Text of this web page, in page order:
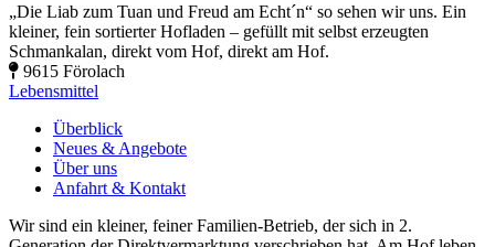
„Die Liab zum Tuan und Freud am Echt´n“ so sehen wir uns. Ein
kleiner, fein sortierter Hofladen – gefüllt mit selbst erzeugten
Schmankalan, direkt vom Hof, direkt am Hof.
9615 Förolach
Lebensmittel
Überblick
Neues & Angebote
Über uns
Anfahrt & Kontakt
Wir sind ein kleiner, feiner Familien-Betrieb, der sich in 2.